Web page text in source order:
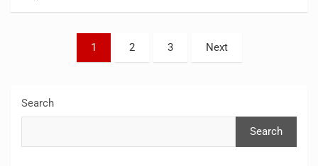
pagination
1 2 3 Next
Search
Search